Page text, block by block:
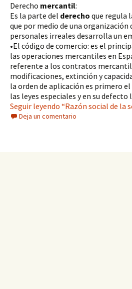
Derecho mercantil:
Es la parte del derecho que regula
que por medio de una organización
personales irreales desarrolla un
•El código de comercio: es el
las operaciones mercantiles en
referente a los contratos
modificaciones, extinción y
la orden de aplicación es primero
las leyes especiales y en su defecto
Seguir leyendo “Razón social de la
Deja un comentario